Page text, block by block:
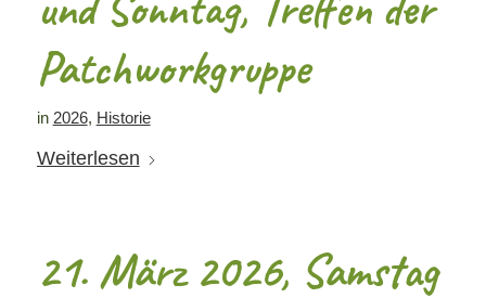
Patchworkgruppe
in 2026, Historie
Weiterlesen
21. März 2026, Samstag